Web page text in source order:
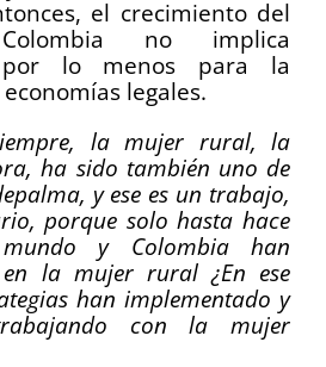
el crecimiento del
no implica
por lo menos para la
legales.
la mujer rural, la
ha sido también uno de
y ese es un trabajo,
porque solo hasta hace
y Colombia han
la mujer rural ¿En ese
han implementado y
con la mujer